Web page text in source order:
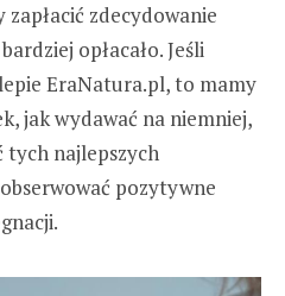
zdecydowanie
opłacało. Jeśli
EraNatura.pl, to mamy
jak wydawać na niemniej,
tych najlepszych
pozytywne